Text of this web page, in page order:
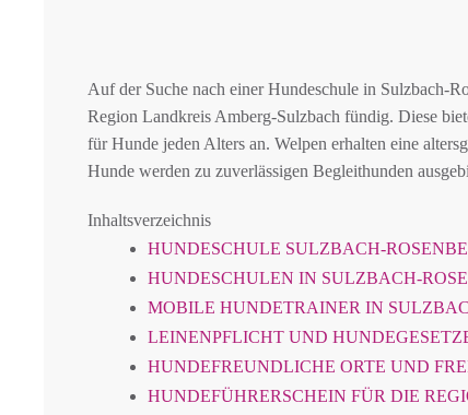
Auf der Suche nach einer Hundeschule in Sulzbach-
Region Landkreis Amberg-Sulzbach fündig. Diese
für Hunde jeden Alters an. Welpen erhalten eine
Hunde werden zu zuverlässigen Begleithunden
Inhaltsverzeichnis
HUNDESCHULE SULZBACH-
HUNDESCHULEN IN SULZBACH-
MOBILE HUNDETRAINER IN
LEINENPFLICHT UND
HUNDEFREUNDLICHE ORTE UND
HUNDEFÜHRERSCHEIN FÜR DIE